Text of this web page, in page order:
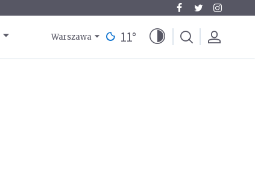
Warszawa 11°